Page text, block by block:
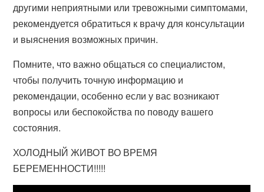
другими неприятными или тревожными симптомами,
рекомендуется обратиться к врачу для консультации
и выяснения возможных причин.
Помните, что важно общаться со специалистом,
чтобы получить точную информацию и
рекомендации, особенно если у вас возникают
вопросы или беспокойства по поводу вашего
состояния.
ХОЛОДНЫЙ ЖИВОТ ВО ВРЕМЯ
БЕРЕМЕННОСТИ!!!!!